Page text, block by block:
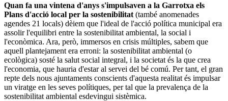
Quan fa una vintena d'anys s'impulsaven a la Garrotxa els
Plans d'acció local per la sostenibilitat (també anomenades
agendes 21 locals) dèiem que l'ideal de l'acció política municipal era
assolir l'equilibri entre la sostenibilitat ambiental, la social i
l'econòmica. Ara, però, immersos en crisis múltiples, sabem que
aquell plantejament era erroni: la sostenibilitat ambiental (o
ecològica) sosté la salut social integral, i la societat és la que crea
l'economia, que hauria d'estar al servei del bé comú. Per tant, el gran
repte dels nous ajuntaments conscients d'aquesta realitat és impulsar
un viratge en les seves polítiques, per tal que la prevalença de la
sostenibilitat ambiental esdevingui sistèmica.